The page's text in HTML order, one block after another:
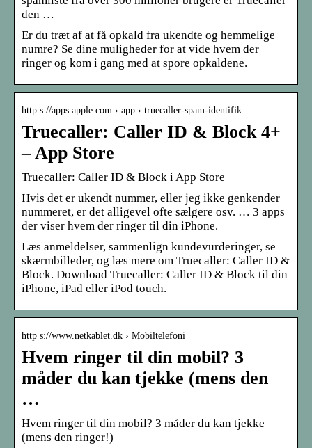
den …
Er du træt af at få opkald fra ukendte og hemmelige
numre? Se dine muligheder for at vide hvem der
ringer og kom i gang med at spore opkaldene.
http s://apps.apple.com › app › truecaller-spam-identifik…
Truecaller: Caller ID & Block 4+
– App Store
‎Truecaller: Caller ID & Block i App Store
Hvis det er ukendt nummer, eller jeg ikke genkender
nummeret, er det alligevel ofte sælgere osv. … 3 apps
der viser hvem der ringer til din iPhone.
Læs anmeldelser, sammenlign kundevurderinger, se
skærmbilleder, og læs mere om Truecaller: Caller ID &
Block. Download Truecaller: Caller ID & Block til din
iPhone, iPad eller iPod touch.
http s://www.netkablet.dk › Mobiltelefoni
Hvem ringer til din mobil? 3
måder du kan tjekke (mens den
…
Hvem ringer til din mobil? 3 måder du kan tjekke
(mens den ringer!)